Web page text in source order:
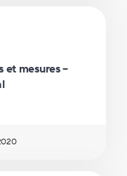
et mesures –